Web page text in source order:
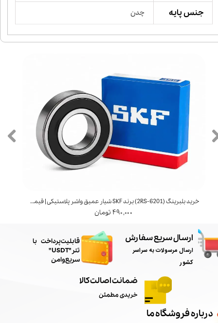
جنس پایه چدن
خرید بلبرینگ (6201‑2RS) برند SKF شیار عمیق واشر پلاستیکی | قیمت و مشخصات
۴۹۰,۰۰۰ تومان
ارسال سریع سفارش
ارسال مرسولات به سراسر
کشور
ضمانت اصالت کالا
خریدی مطمئن
درباره فروشگاه ما
​قابلیت پرداخت با
تتر"USDT"
سریع و امن